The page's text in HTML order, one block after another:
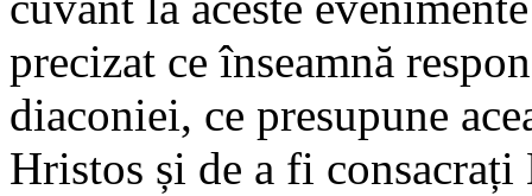
precizat ce înseamnă
diaconiei, ce presupune
Hristos și de a fi